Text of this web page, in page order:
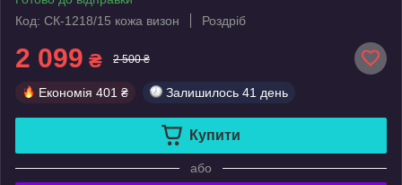
Код: СК-1218/15 кожа визон
Роздріб
2 099 ₴ 2 500 ₴
Економія 401 ₴ Залишилось 41 день
Купити
або